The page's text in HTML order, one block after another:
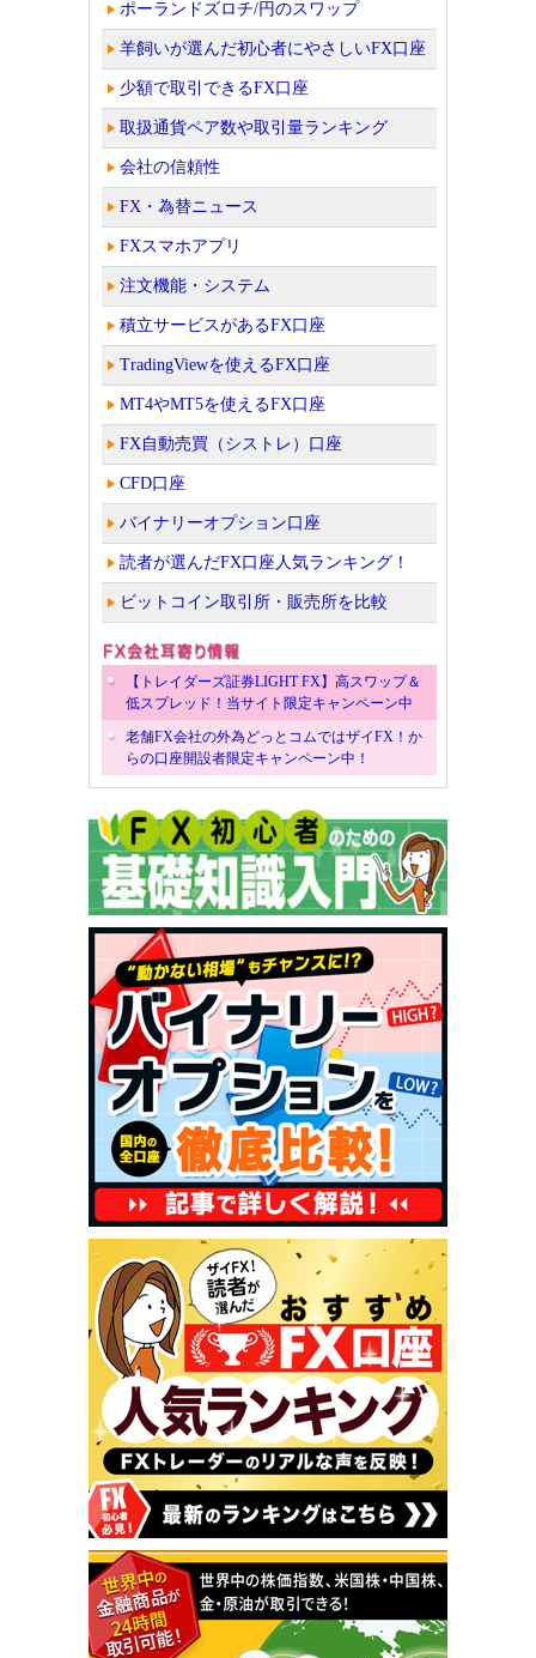
ポーランドズロチ/円のスワップ
羊飼いが選んだ初心者にやさしいFX口座
少額で取引できるFX口座
取扱通貨ペア数や取引量ランキング
会社の信頼性
FX・為替ニュース
FXスマホアプリ
注文機能・システム
積立サービスがあるFX口座
TradingViewを使えるFX口座
MT4やMT5を使えるFX口座
FX自動売買（シストレ）口座
CFD口座
バイナリーオプション口座
読者が選んだFX口座人気ランキング！
ビットコイン取引所・販売所を比較
【トレイダーズ証券LIGHT FX】高スワップ＆
低スプレッド！当サイト限定キャンペーン中
老舗FX会社の外為どっとコムではザイFX！か
らの口座開設者限定キャンペーン中！